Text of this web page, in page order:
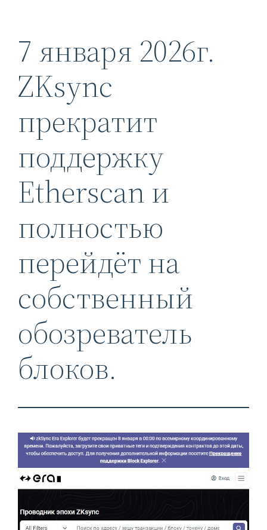
7 января 2026г.
ZKsync
прекратит
поддержку
Etherscan и
полностью
перейдёт на
собственный
обозреватель
блоков.